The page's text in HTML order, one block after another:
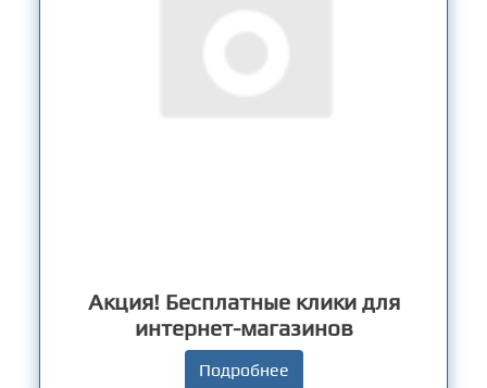
Акция! Бесплатные клики для
интернет-магазинов
Подробнее